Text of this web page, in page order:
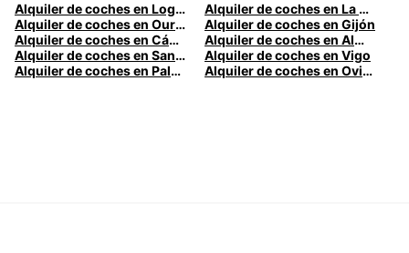
Alquiler de coches en Logroño
Alquiler de coches en La Coruña
Alquiler de coches en Ourense
Alquiler de coches en Gijón
Alquiler de coches en Cádiz
Alquiler de coches en Almería
Alquiler de coches en Santander
Alquiler de coches en Vigo
Alquiler de coches en Palma
Alquiler de coches en Oviedo